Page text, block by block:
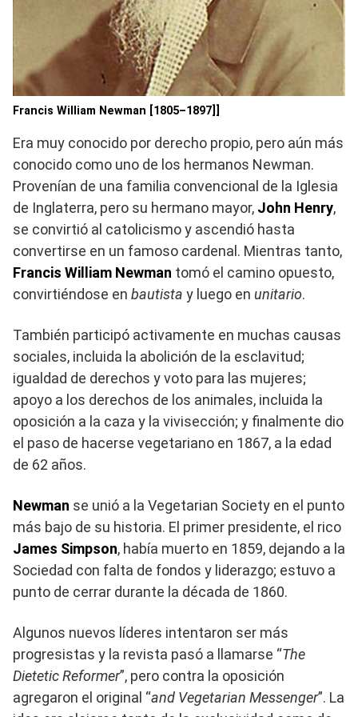
Francis William Newman [1805–1897]]
Era muy conocido por derecho propio, pero aún más
conocido como uno de los hermanos Newman.
Provenían de una familia convencional de la Iglesia
de Inglaterra, pero su hermano mayor, John Henry,
se convirtió al catolicismo y ascendió hasta
convertirse en un famoso cardenal. Mientras tanto,
Francis William Newman tomó el camino opuesto,
convirtiéndose en bautista y luego en unitario.
También participó activamente en muchas causas
sociales, incluida la abolición de la esclavitud;
igualdad de derechos y voto para las mujeres;
apoyo a los derechos de los animales, incluida la
oposición a la caza y la vivisección; y finalmente dio
el paso de hacerse vegetariano en 1867, a la edad
de 62 años.
Newman se unió a la Vegetarian Society en el punto
más bajo de su historia. El primer presidente, el rico
James Simpson, había muerto en 1859, dejando a la
Sociedad con falta de fondos y liderazgo; estuvo a
punto de cerrar durante la década de 1860.
Algunos nuevos líderes intentaron ser más
progresistas y la revista pasó a llamarse “The
Dietetic Reformer”, pero contra la oposición
agregaron el original “and Vegetarian Messenger”. La